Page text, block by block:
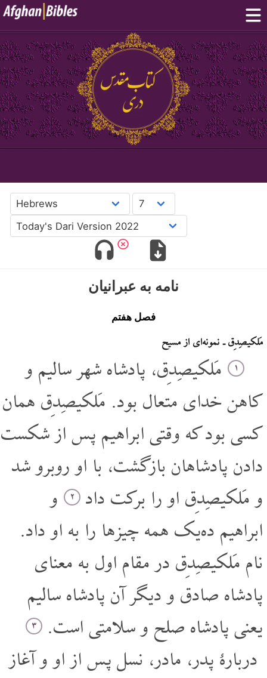
Home
Dari Bibles Pashto Bibles
Others: Balochi · Hazaragi · Turkmen
Phone Apps
نامه به عبرانیان
فصل هفتم
مَلکیصِدِق ـ نمونه‌ای از مسیح
۱ مَلکیصِدِق، پادشاه شهر سالیم و
کاهن خدای متعال بود. مَلکیصِدِق همان
کسی بود که وقتی ابراهیم پس از شکست
دادن پادشاهان بازگشت، با او روبرو شد
و مَلکیصِدِق او را برکت داد
۲ و
ابراهیم ده‌یک همه چیزها را به او داد.
نام مَلکیصِدِق در مقام اول به معنای
پادشاه صادق و دیگر آن پادشاه سالیم
یعنی پادشاه صلح و سلامتی است.
۳
دربارۀ پدر، مادر، نسل پس از او و آغاز